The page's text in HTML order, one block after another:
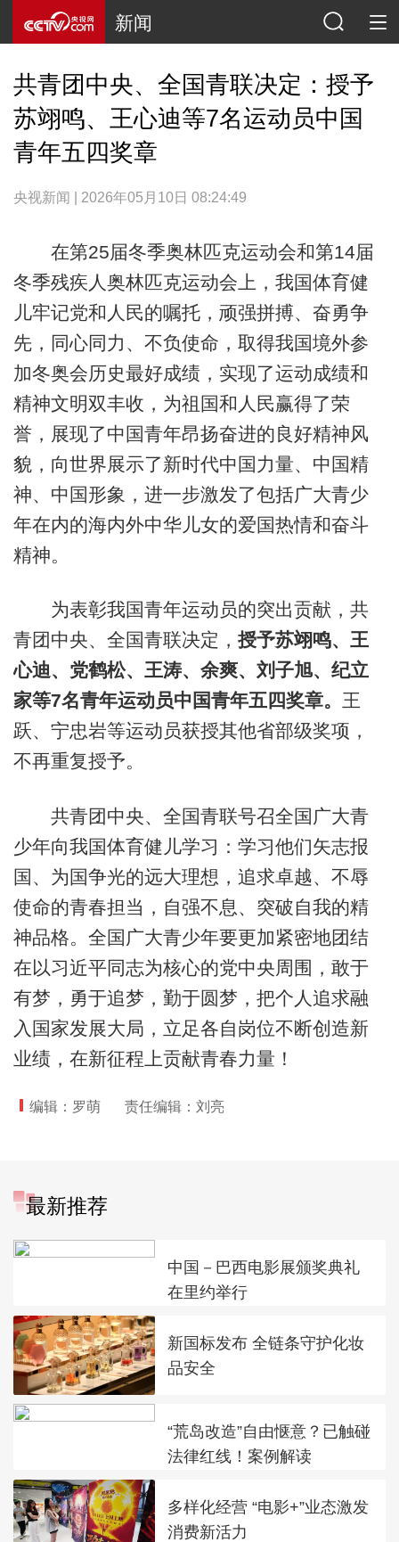
新闻
共青团中央、全国青联决定：授予
苏翊鸣、王心迪等7名运动员中国
青年五四奖章
央视新闻 | 2026年05月10日 08:24:49
在第25届冬季奥林匹克运动会和第14届
冬季残疾人奥林匹克运动会上，我国体育健
儿牢记党和人民的嘱托，顽强拼搏、奋勇争
先，同心同力、不负使命，取得我国境外参
加冬奥会历史最好成绩，实现了运动成绩和
精神文明双丰收，为祖国和人民赢得了荣
誉，展现了中国青年昂扬奋进的良好精神风
貌，向世界展示了新时代中国力量、中国精
神、中国形象，进一步激发了包括广大青少
年在内的海内外中华儿女的爱国热情和奋斗
精神。
为表彰我国青年运动员的突出贡献，共
青团中央、全国青联决定， 授予苏翊鸣、王
心迪、党鹤松、王涛、余爽、刘子旭、纪立
家等7名青年运动员中国青年五四奖章。 王
跃、宁忠岩等运动员获授其他省部级奖项，
不再重复授予。
共青团中央、全国青联号召全国广大青
少年向我国体育健儿学习：学习他们矢志报
国、为国争光的远大理想，追求卓越、不辱
使命的青春担当，自强不息、突破自我的精
神品格。全国广大青少年要更加紧密地团结
在以习近平同志为核心的党中央周围，敢于
有梦，勇于追梦，勤于圆梦，把个人追求融
入国家发展大局，立足各自岗位不断创造新
业绩，在新征程上贡献青春力量！
编辑：罗萌 责任编辑：刘亮
最新推荐
中国－巴西电影展颁奖典礼
在里约举行
新国标发布 全链条守护化妆
品安全
“荒岛改造”自由惬意？已触碰
法律红线！案例解读
多样化经营 “电影+”业态激发
消费新活力